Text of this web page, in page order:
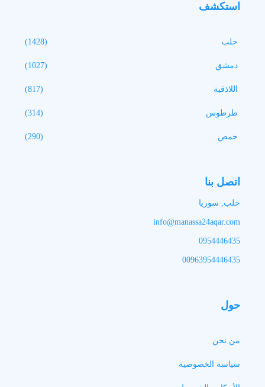
استكشف
حلب (1428)
دمشق (1027)
اللاذقية (817)
طرطوس (314)
حمص (290)
اتصل بنا
حلب, سوريا
info@manassa24aqar.com
0954446435
00963954446435
حول
من نحن
سياسة الخصوصية